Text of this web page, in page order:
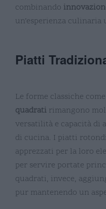
combinando
un’esperienza culinaria
Piatti
Le forme classiche
quadrati rimangono
versatilità e capacità di
di cucina. I piatti
apprezzati per la loro
per servire portate
quadrati, invece,
pur mantenendo un